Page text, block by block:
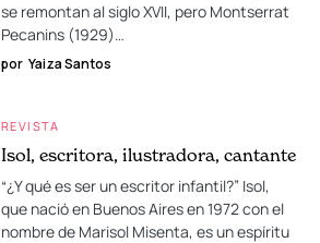
se remontan al siglo XVII, pero Montserrat
Pecanins (1929)…
por Yaiza Santos
REVISTA
Isol, escritora, ilustradora, cantante
“¿Y qué es ser un escritor infantil?” Isol,
que nació en Buenos Aires en 1972 con el
nombre de Marisol Misenta, es un espíritu